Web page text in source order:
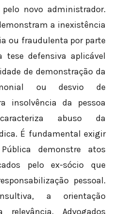
novo administrador.
a inexistência
ou fraudulenta por parte
tese defensiva aplicável
de demonstração da
ou desvio de
insolvência da pessoa
abuso da
É fundamental exigir
demonstre atos
pelo ex-sócio que
pessoal.
a orientação
relevância. Advogados